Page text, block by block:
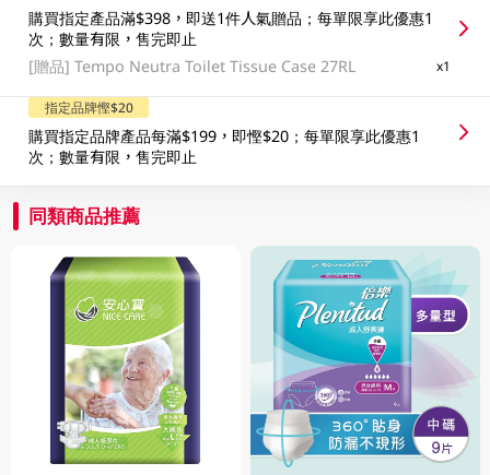
購買指定產品滿$398，即送1件人氣贈品；每單限享此優惠1
次；數量有限，售完即止
[贈品]Tempo Neutra Toilet Tissue Case 27RL x1
指定品牌慳$20
購買指定品牌產品每滿$199，即慳$20；每單限享此優惠1
次；數量有限，售完即止
同類商品推薦